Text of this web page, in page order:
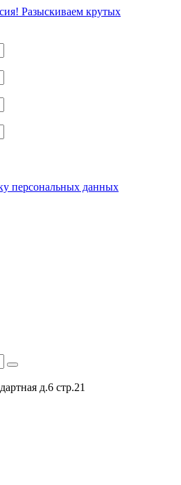
Разыскиваем крутых
персональных данных
д.6 стр.21